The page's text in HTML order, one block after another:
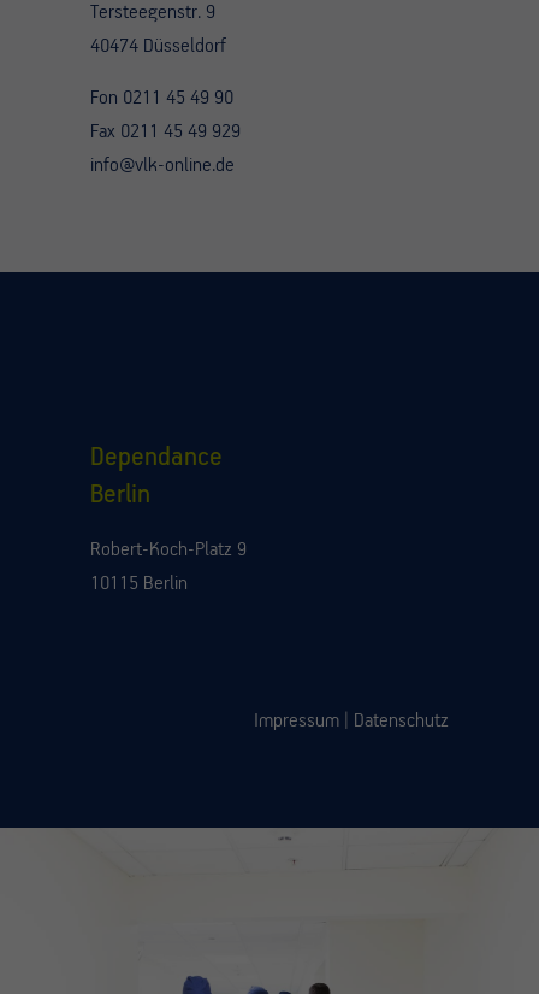
Tersteegenstr. 9
40474 Düsseldorf
Fon 0211 45 49 90
Fax 0211 45 49 929
info@vlk-online.de
Dependance
Berlin
Robert-Koch-Platz 9
10115 Berlin
Impressum Datenschutz